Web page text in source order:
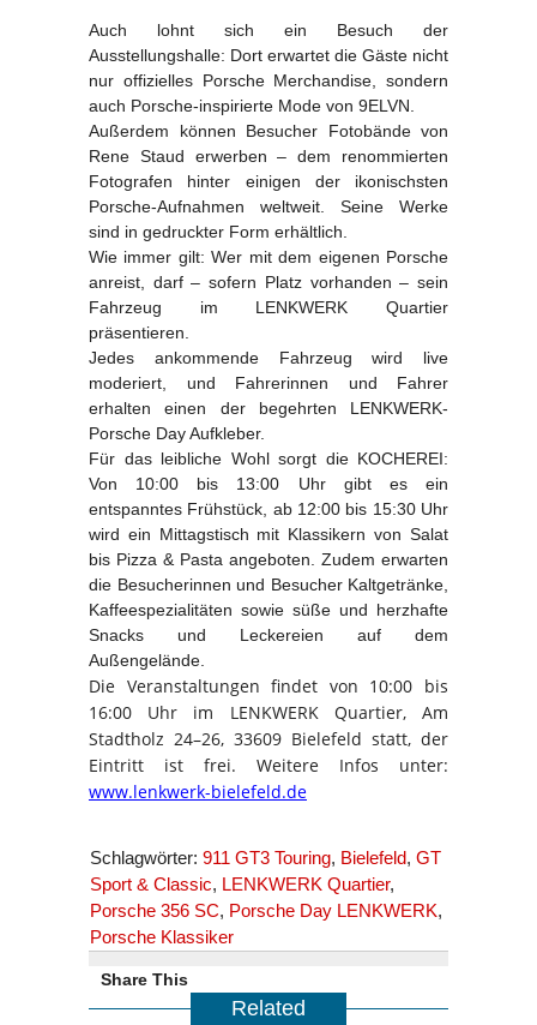
Auch lohnt sich ein Besuch der
Ausstellungshalle: Dort erwartet die Gäste nicht
nur offizielles Porsche Merchandise, sondern
auch Porsche-inspirierte Mode von 9ELVN.
Außerdem können Besucher Fotobände von
Rene Staud erwerben – dem renommierten
Fotografen hinter einigen der ikonischsten
Porsche-Aufnahmen weltweit. Seine Werke
sind in gedruckter Form erhältlich.
Wie immer gilt: Wer mit dem eigenen Porsche
anreist, darf – sofern Platz vorhanden – sein
Fahrzeug im LENKWERK Quartier
präsentieren.
Jedes ankommende Fahrzeug wird live
moderiert, und Fahrerinnen und Fahrer
erhalten einen der begehrten LENKWERK-
Porsche Day Aufkleber.
Für das leibliche Wohl sorgt die KOCHEREI:
Von 10:00 bis 13:00 Uhr gibt es ein
entspanntes Frühstück, ab 12:00 bis 15:30 Uhr
wird ein Mittagstisch mit Klassikern von Salat
bis Pizza & Pasta angeboten. Zudem erwarten
die Besucherinnen und Besucher Kaltgetränke,
Kaffeespezialitäten sowie süße und herzhafte
Snacks und Leckereien auf dem
Außengelände.
Die Veranstaltungen findet von 10:00 bis
16:00 Uhr im LENKWERK Quartier, Am
Stadtholz 24–26, 33609 Bielefeld statt, der
Eintritt ist frei. Weitere Infos unter:
www.lenkwerk-bielefeld.de
Schlagwörter: 911 GT3 Touring, Bielefeld, GT
Sport & Classic, LENKWERK Quartier,
Porsche 356 SC, Porsche Day LENKWERK,
Porsche Klassiker
Share This
Related